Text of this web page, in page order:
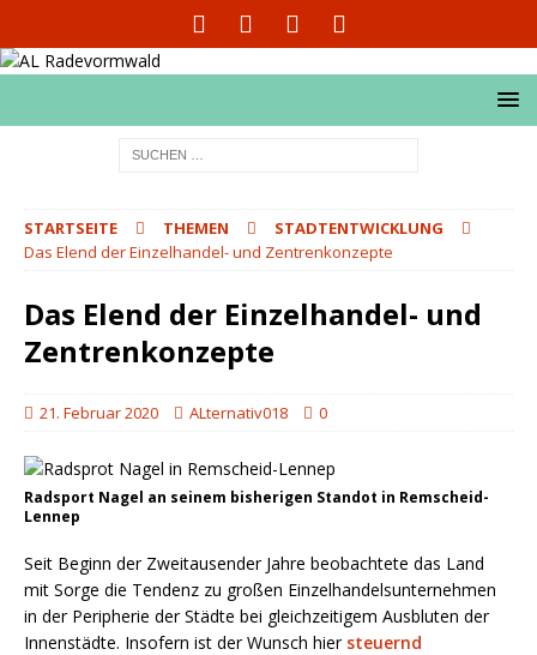
STARTSEITE THEMEN
STADTENTWICKLUNG
Das Elend der Einzelhandel- und Zentrenkonzepte
Das Elend der Einzelhandel- und
Zentrenkonzepte
21. Februar 2020 ALternativ018 0
Radsport Nagel an seinem bisherigen Standot in Remscheid-
Lennep
Seit Beginn der Zweitausender Jahre beobachtete das Land
mit Sorge die Tendenz zu großen Einzelhandelsunternehmen
in der Peripherie der Städte bei gleichzeitigem Ausbluten der
Innenstädte. Insofern ist der Wunsch hier steuernd